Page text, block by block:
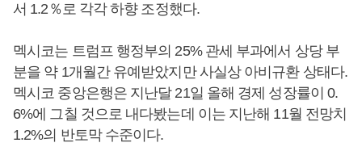
서 1.2％로 각각 하향 조정했다.
멕시코는 트럼프 행정부의 25% 관세 부과에서 상당 부
분을 약 1개월간 유예받았지만 사실상 아비규환 상태다.
멕시코 중앙은행은 지난달 21일 올해 경제 성장률이 0.
6%에 그칠 것으로 내다봤는데 이는 지난해 11월 전망치
1.2%의 반토막 수준이다.